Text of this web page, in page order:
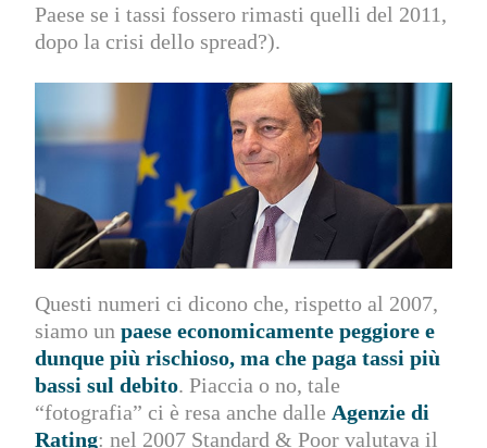
Paese se i tassi fossero rimasti quelli del 2011,
dopo la crisi dello spread?).
Questi numeri ci dicono che, rispetto al 2007,
siamo unpaese economicamente peggiore e
dunque più rischioso, ma che paga tassi più
bassi sul debito. Piaccia o no, tale
“fotografia” ci è resa anche dalle Agenzie di
Rating: nel 2007 Standard & Poor valutava il